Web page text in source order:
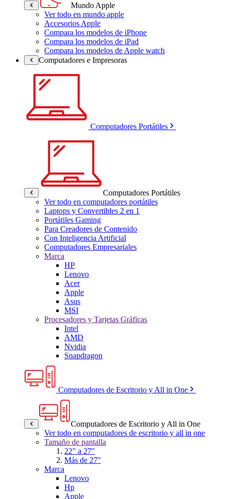
Mundo Apple
Ver todo en mundo apple
Accesorios Apple
Compara los modelos de iPhone
Compara los modelos de iPad
Compara los modelos de Apple watch
Computadores e Impresoras
Computadores Portátiles
Computadores Portátiles
Ver todo en computadores portátiles
Laptops y Convertibles 2 en 1
Portátiles Gaming
Para Creadores de Contenido
Con Inteligencia Artificial
Computadores Empresariales
Marca
HP
Lenovo
Acer
Apple
Asus
MSI
Procesadores y Tarjetas Gráficas
Intel
AMD
Nvidia
Snapdragon
Computadores de Escritorio y All in One
Computadores de Escritorio y All in One
Ver todo en computadores de escritorio y all in one
Tamaño de pantalla
22" a 27"
Más de 27"
Marca
Lenovo
Hp
Apple